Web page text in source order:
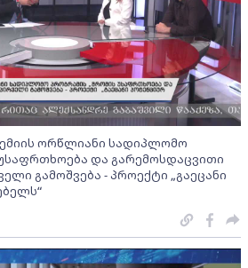
ორწლიანი სადიპლომო
და გარემოსდაცვითი
გამოშვება - პროექტი „გაეცანი